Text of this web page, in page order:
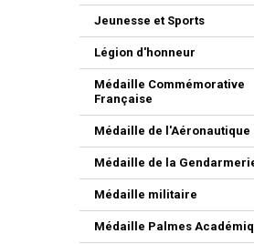
Jeunesse et Sports
Légion d'honneur
Médaille Commémorative
Française
Médaille de l'Aéronautique
Médaille de la
Médaille militaire
Médaille Palmes